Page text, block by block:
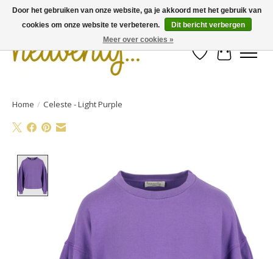
Verlanglijst
Home / Celeste - Light Purple
Door het gebruiken van onze website, ga je akkoord met het gebruik van
cookies om onze website te verbeteren.
Dit bericht verbergen
Meer over cookies »